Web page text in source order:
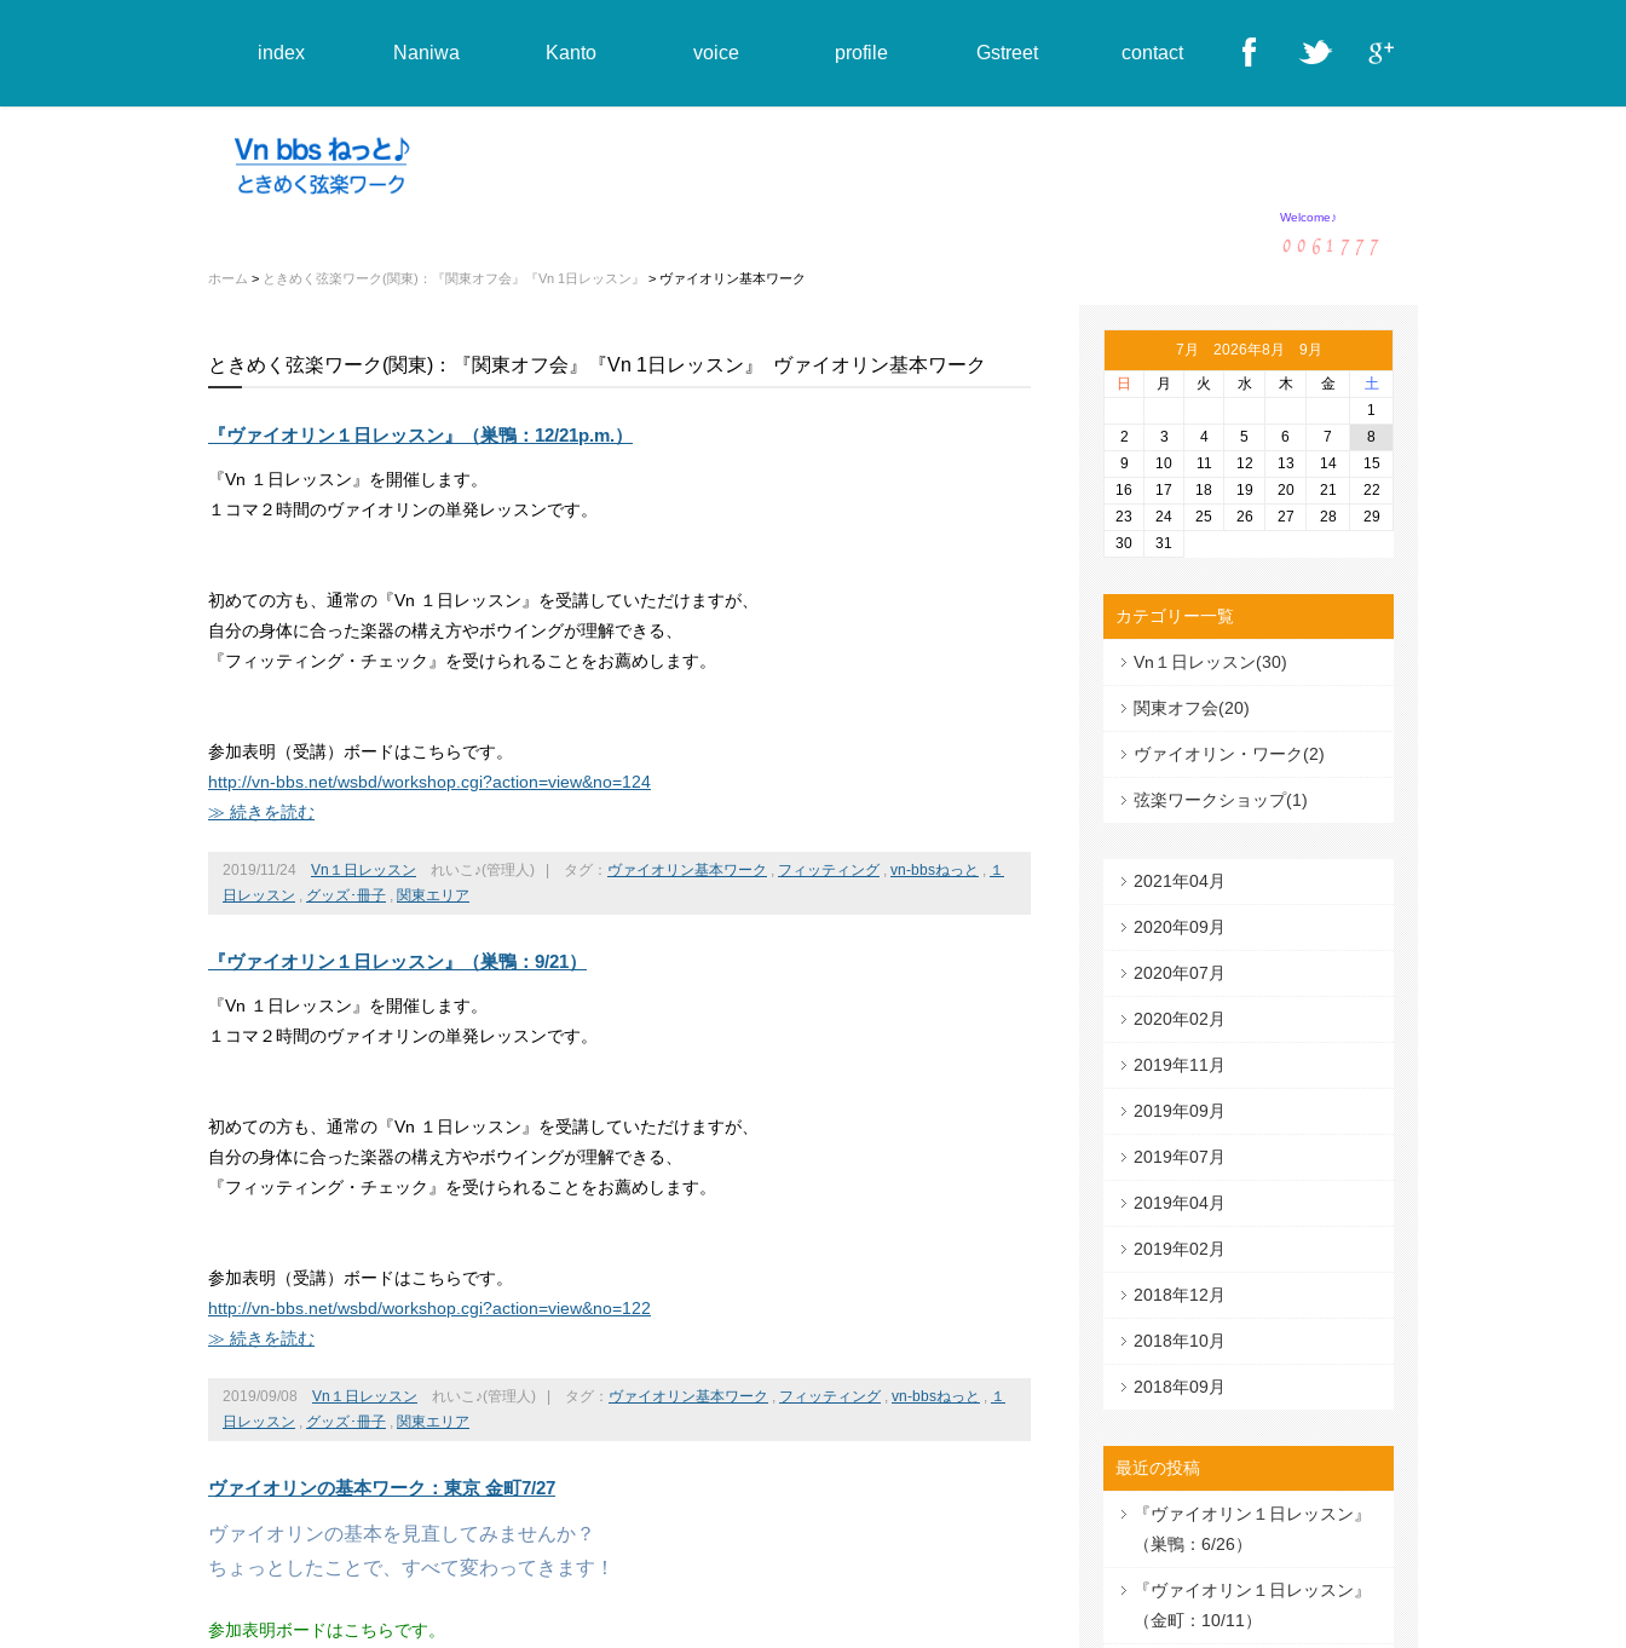
index Naniwa Kanto voice profile Gstreet contact
Welcome♪
ホーム > ときめく弦楽ワーク(関東)：『関東オフ会』『Vn 1日レッスン』 > ヴァイオリン基本ワーク
ときめく弦楽ワーク(関東)：『関東オフ会』『Vn 1日レッスン』 ヴァイオリン基本ワーク
『ヴァイオリン１日レッスン』（巣鴨：12/21p.m.）
『Vn １日レッスン』を開催します。
１コマ２時間のヴァイオリンの単発レッスンです。
初めての方も、通常の『Vn １日レッスン』を受講していただけますが、
自分の身体に合った楽器の構え方やボウイングが理解できる、
『フィッティング・チェック』を受けられることをお薦めします。
参加表明（受講）ボードはこちらです。
http://vn-bbs.net/wsbd/workshop.cgi?action=view&no=124
≫ 続きを読む
2019/11/24 Vn１日レッスン れいこ♪(管理人) タグ： ヴァイオリン基本ワーク , フィッティング , vn-bbsねっと , １
日レッスン , グッズ･冊子 , 関東エリア
『ヴァイオリン１日レッスン』（巣鴨：9/21）
『Vn １日レッスン』を開催します。
１コマ２時間のヴァイオリンの単発レッスンです。
初めての方も、通常の『Vn １日レッスン』を受講していただけますが、
自分の身体に合った楽器の構え方やボウイングが理解できる、
『フィッティング・チェック』を受けられることをお薦めします。
参加表明（受講）ボードはこちらです。
http://vn-bbs.net/wsbd/workshop.cgi?action=view&no=122
≫ 続きを読む
2019/09/08 Vn１日レッスン れいこ♪(管理人) タグ： ヴァイオリン基本ワーク , フィッティング , vn-bbsねっと , １
日レッスン , グッズ･冊子 , 関東エリア
ヴァイオリンの基本ワーク：東京 金町7/27
ヴァイオリンの基本を見直してみませんか？
ちょっとしたことで、すべて変わってきます！
参加表明ボードはこちらです。
7月 2026年8月 9月
日
月 火 水 木 金
土
1
2
3 4 5 6 7
8
9
10 11 12 13 14
15
16
17 18 19 20 21
22
23
24 25 26 27 28
29
30
31
カテゴリー一覧
Vn１日レッスン(30)
関東オフ会(20)
ヴァイオリン・ワーク(2)
弦楽ワークショップ(1)
2021年04月
2020年09月
2020年07月
2020年02月
2019年11月
2019年09月
2019年07月
2019年04月
2019年02月
2018年12月
2018年10月
2018年09月
最近の投稿
『ヴァイオリン１日レッスン』
（巣鴨：6/26）
『ヴァイオリン１日レッスン』
（金町：10/11）